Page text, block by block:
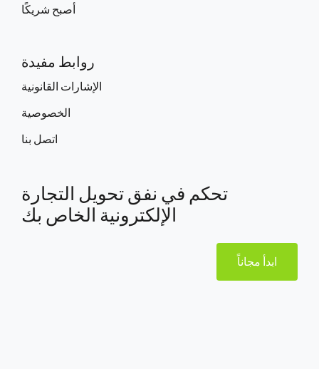
أصبح شريكًا
روابط مفيدة
الإشارات القانونية
الخصوصية
اتصل بنا
تحكم في نفق تحويل التجارة
الإلكترونية الخاص بك
ابدأ مجاناً